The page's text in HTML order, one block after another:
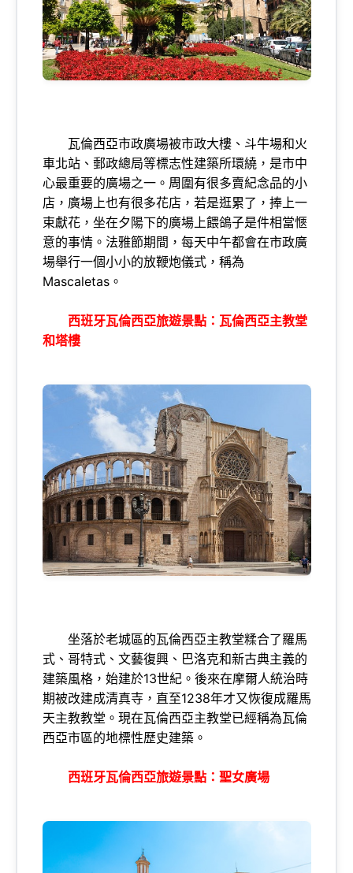
瓦倫西亞市政廣場被市政大樓、斗牛場和火
車北站、郵政總局等標志性建築所環繞，是市中
心最重要的廣場之一。周圍有很多賣紀念品的小
店，廣場上也有很多花店，若是逛累了，捧上一
束獻花，坐在夕陽下的廣場上餵鴿子是件相當愜
意的事情。法雅節期間，每天中午都會在市政廣
場舉行一個小小的放鞭炮儀式，稱為
Mascaletas。
西班牙瓦倫西亞旅遊景點：瓦倫西亞主教堂
和塔樓
坐落於老城區的瓦倫西亞主教堂糅合了羅馬
式、哥特式、文藝復興、巴洛克和新古典主義的
建築風格，始建於13世紀。後來在摩爾人統治時
期被改建成清真寺，直至1238年才又恢復成羅馬
天主教教堂。現在瓦倫西亞主教堂已經稱為瓦倫
西亞市區的地標性歷史建築。
西班牙瓦倫西亞旅遊景點：聖女廣場